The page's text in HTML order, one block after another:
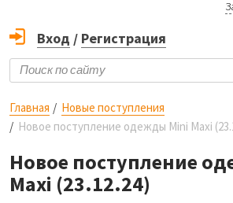
Вход / Регистрация
Главная
Новые поступления
Новое поступление одежды Mini Maxi
Новое поступление
Maxi (23.12.24)